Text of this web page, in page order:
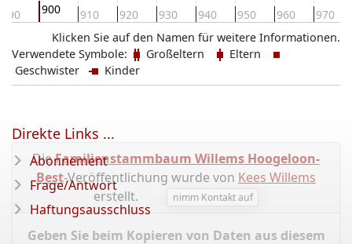
890 900 910 920 930 940 950 960 970
Klicken Sie auf den Namen für weitere Informationen.
Verwendete Symbole:
Großeltern
Eltern
Geschwister
Kinder
DieFamilienstammbaum Willems Hoogeloon-
Best-Veröffentlichung wurde von Kees Willems
erstellt.
nimm Kontakt auf
Geben Sie beim Kopieren von Daten aus diesem
Direkte Links ...
Abonnement
Frage/Antwort
Haftungsausschluss